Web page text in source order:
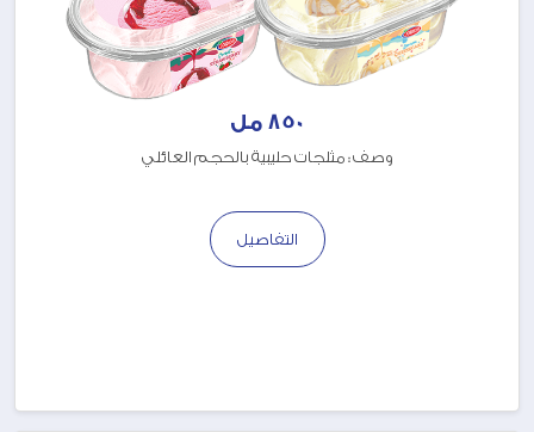
850 مل
وصف : مثلجات حليبية بالحجم العائلي
التفاصيل